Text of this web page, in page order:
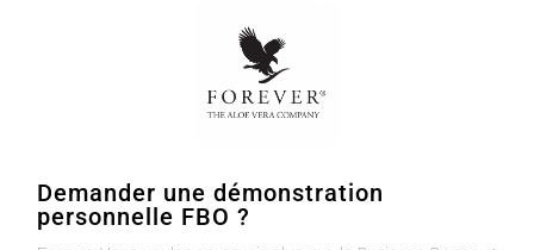
Demander une démonstration
personnelle FBO ?